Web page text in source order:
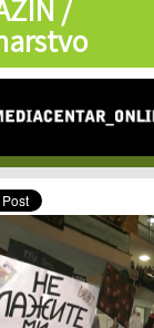
to /